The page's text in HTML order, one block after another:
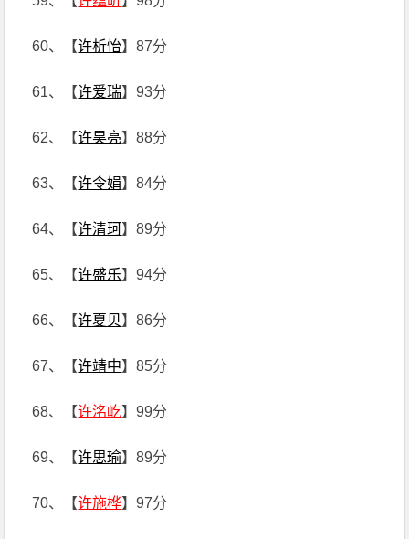
60、【许析怡】87分
61、【许爱瑞】93分
62、【许昊亮】88分
63、【许令娟】84分
64、【许清珂】89分
65、【许盛乐】94分
66、【许夏贝】86分
67、【许靖中】85分
68、【许洺屹】99分
69、【许思瑜】89分
70、【许施桦】97分